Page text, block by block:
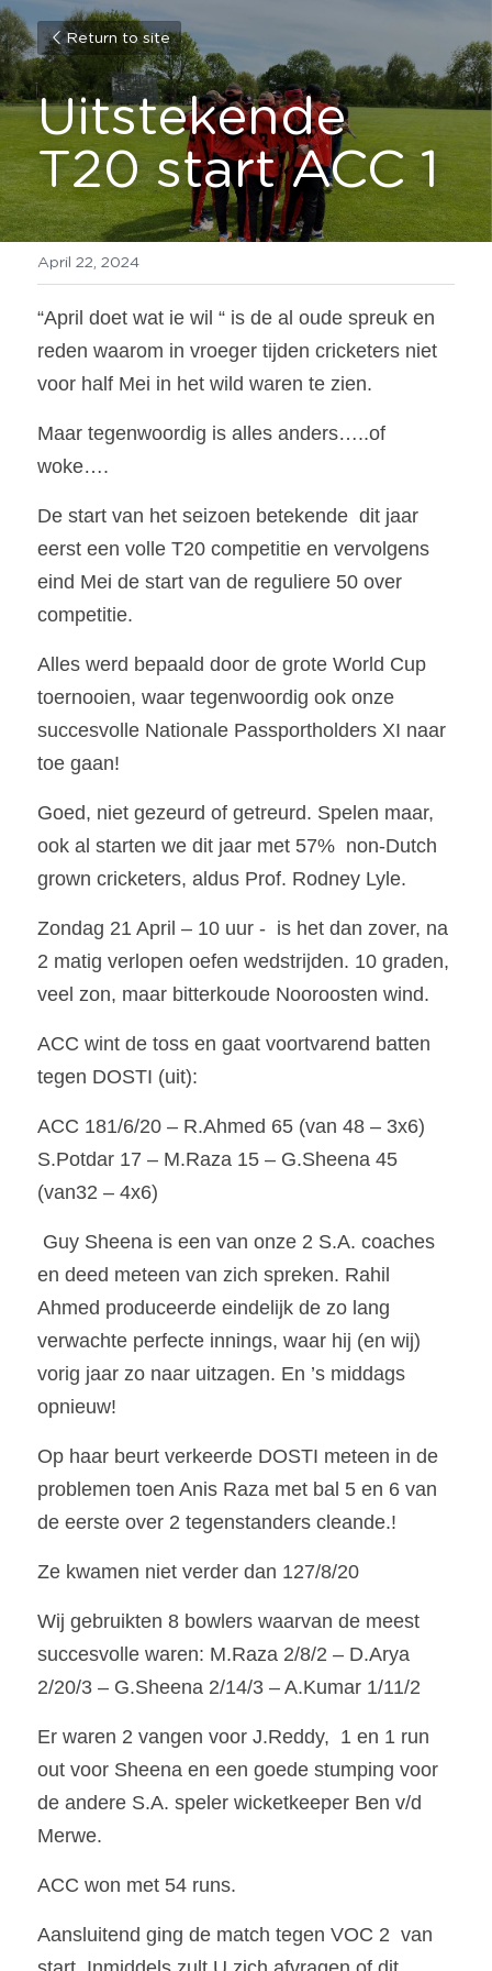
Return to site
Uitstekende
T20 start ACC 1
April 22, 2024
“April doet wat ie wil “ is de al oude spreuk en
reden waarom in vroeger tijden cricketers niet
voor half Mei in het wild waren te zien.
Maar tegenwoordig is alles anders…..of
woke….
De start van het seizoen betekende  dit jaar
eerst een volle T20 competitie en vervolgens
eind Mei de start van de reguliere 50 over
competitie.
Alles werd bepaald door de grote World Cup
toernooien, waar tegenwoordig ook onze
succesvolle Nationale Passportholders XI naar
toe gaan!
Goed, niet gezeurd of getreurd. Spelen maar,
ook al starten we dit jaar met 57%  non-Dutch
grown cricketers, aldus Prof. Rodney Lyle.
Zondag 21 April – 10 uur -  is het dan zover, na
2 matig verlopen oefen wedstrijden. 10 graden,
veel zon, maar bitterkoude Nooroosten wind.
ACC wint de toss en gaat voortvarend batten
tegen DOSTI (uit):
ACC 181/6/20 – R.Ahmed 65 (van 48 – 3x6)
S.Potdar 17 – M.Raza 15 – G.Sheena 45
(van32 – 4x6)
en deed meteen van zich spreken. Rahil
Ahmed produceerde eindelijk de zo lang
verwachte perfecte innings, waar hij (en wij)
vorig jaar zo naar uitzagen. En ’s middags
opnieuw!
Op haar beurt verkeerde DOSTI meteen in de
problemen toen Anis Raza met bal 5 en 6 van
de eerste over 2 tegenstanders cleande.!
Ze kwamen niet verder dan 127/8/20
Wij gebruikten 8 bowlers waarvan de meest
succesvolle waren: M.Raza 2/8/2 – D.Arya
2/20/3 – G.Sheena 2/14/3 – A.Kumar 1/11/2
Er waren 2 vangen voor J.Reddy,  1 en 1 run
out voor Sheena en een goede stumping voor
de andere S.A. speler wicketkeeper Ben v/d
Merwe.
ACC won met 54 runs.
Aansluitend ging de match tegen VOC 2  van